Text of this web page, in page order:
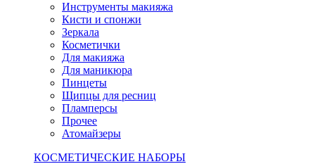
Инструменты макияжа
Кисти и спонжи
Зеркала
Косметички
Для макияжа
Для маникюра
Пинцеты
Щипцы для ресниц
Пламперсы
Прочее
Атомайзеры
КОСМЕТИЧЕСКИЕ НАБОРЫ